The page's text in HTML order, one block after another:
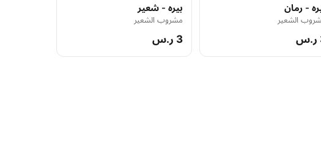
- رمان
الشعير
بيره - شعير
مشروب الشعير
3 ر.س